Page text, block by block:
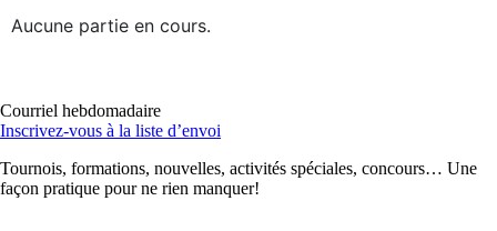
Aucune partie en cours.
Courriel hebdomadaire
Inscrivez-vous à la liste d’envoi
Tournois, formations, nouvelles, activités spéciales, concours… Une
façon pratique pour ne rien manquer!